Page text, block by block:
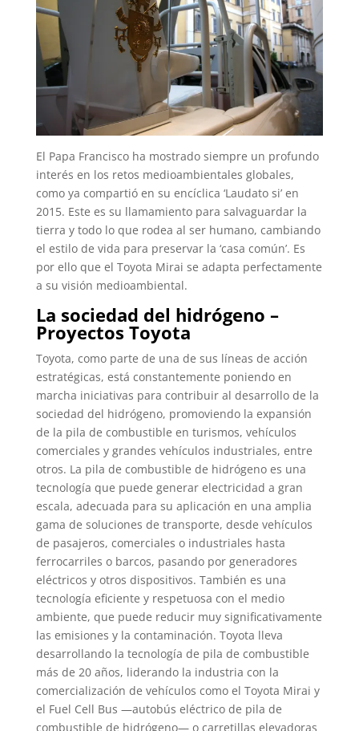
El Papa Francisco ha mostrado siempre un profundo
interés en los retos medioambientales globales,
como ya compartió en su encíclica ‘Laudato si’ en
2015. Este es su llamamiento para salvaguardar la
tierra y todo lo que rodea al ser humano, cambiando
el estilo de vida para preservar la ‘casa común’. Es
por ello que el Toyota Mirai se adapta perfectamente
a su visión medioambiental.
La sociedad del hidrógeno –
Proyectos Toyota
Toyota, como parte de una de sus líneas de acción
estratégicas, está constantemente poniendo en
marcha iniciativas para contribuir al desarrollo de la
sociedad del hidrógeno, promoviendo la expansión
de la pila de combustible en turismos, vehículos
comerciales y grandes vehículos industriales, entre
otros. La pila de combustible de hidrógeno es una
tecnología que puede generar electricidad a gran
escala, adecuada para su aplicación en una amplia
gama de soluciones de transporte, desde vehículos
de pasajeros, comerciales o industriales hasta
ferrocarriles o barcos, pasando por generadores
eléctricos y otros dispositivos. También es una
tecnología eficiente y respetuosa con el medio
ambiente, que puede reducir muy significativamente
las emisiones y la contaminación. Toyota lleva
desarrollando la tecnología de pila de combustible
más de 20 años, liderando la industria con la
comercialización de vehículos como el Toyota Mirai y
el Fuel Cell Bus —autobús eléctrico de pila de
combustible de hidrógeno— o carretillas elevadoras